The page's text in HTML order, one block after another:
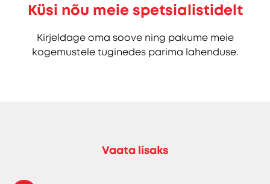
Küsi nõu meie spetsialistidelt
Kirjeldage oma soove ning pakume meie
kogemustele tuginedes parima lahenduse.
Vaata lisaks